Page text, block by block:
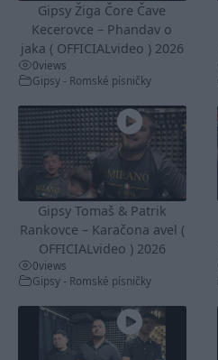
Gipsy Žiga Čore Čave
Kecerovce – Phandav o
jaka ( OFFICIALvideo ) 2026
0views
Gipsy - Romské písničky
Gipsy Tomaš & Patrik
Rankovce – Karačona avel (
OFFICIALvideo ) 2026
0views
Gipsy - Romské písničky